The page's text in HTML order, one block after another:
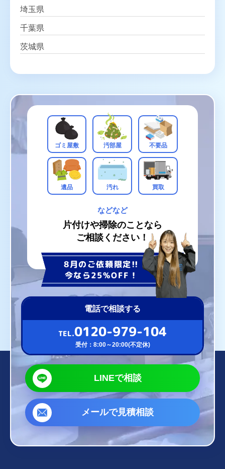
埼玉県
千葉県
茨城県
ゴミ屋敷 汚部屋 不要品
遺品 汚れ 買取
などなど
片付けや掃除のことなら
ご相談ください！
8月のご依頼限定!!
今なら25%OFF！
電話で相談する
TEL.0120-979-104
受付：8:00～20:00(不定休)
LINEで相談
メールで見積相談